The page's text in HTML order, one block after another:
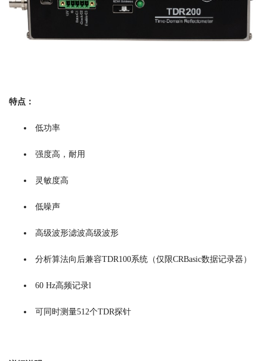
特点：
低功率
强度高，耐用
灵敏度高
低噪声
高级波形滤波高级波形
分析算法向后兼容TDR100系统（仅限CRBasic数据记录器）
60 Hz高频记录l
可同时测量512个TDR探针